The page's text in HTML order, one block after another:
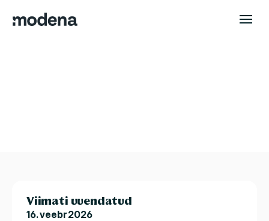
Viimati uuendatud
16. veebr 2026